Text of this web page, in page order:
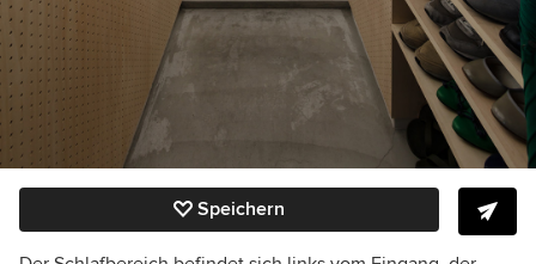
Speichern